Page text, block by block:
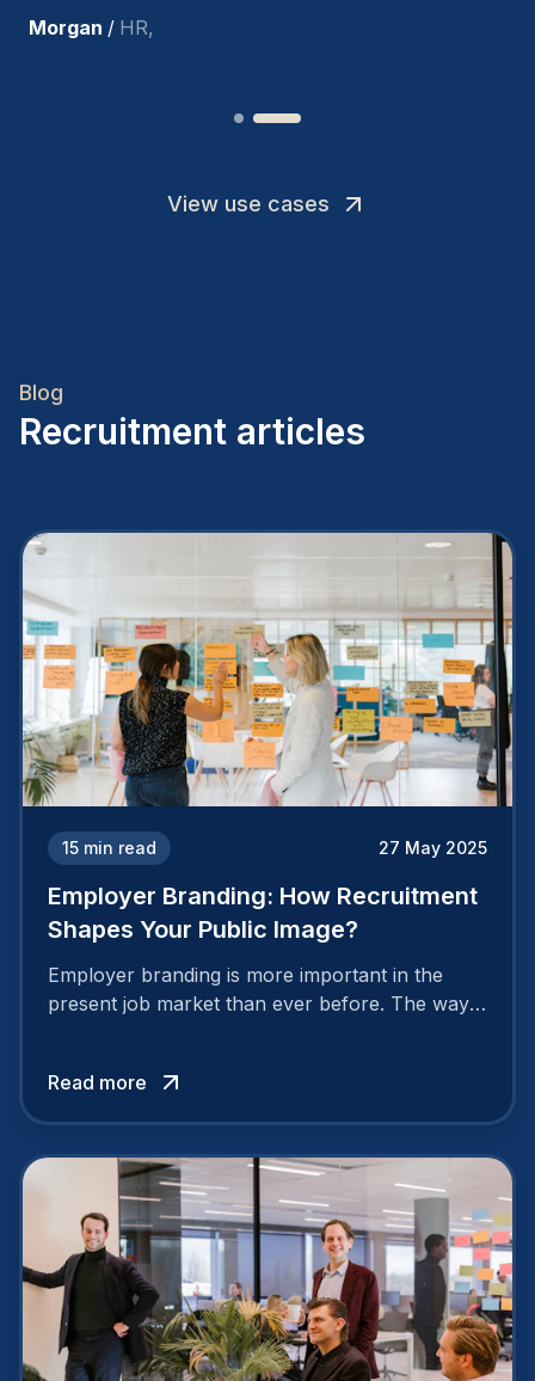
Joakin / Deputy-AMLCO
View use cases
Blog
Recruitment articles
15 min read 27 May 2025
Employer Branding: How Recruitment
Shapes Your Public Image?
Employer branding is more important in the
present job market than ever before. The way
Read more